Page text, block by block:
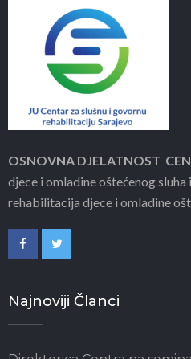
OSNOVNA DJELATNOST
djece i omladine oštećenog
rehabilitacija djece i omladine
Najnoviji Članci